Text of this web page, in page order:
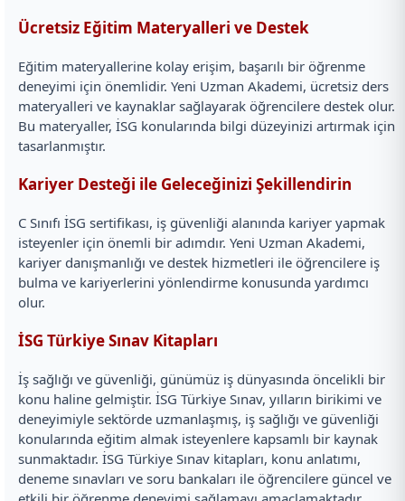
Ücretsiz Eğitim Materyalleri ve Destek
Eğitim materyallerine kolay erişim, başarılı bir öğrenme
deneyimi için önemlidir. Yeni Uzman Akademi, ücretsiz ders
materyalleri ve kaynaklar sağlayarak öğrencilere destek olur.
Bu materyaller, İSG konularında bilgi düzeyinizi artırmak için
tasarlanmıştır.
Kariyer Desteği ile Geleceğinizi Şekillendirin
C Sınıfı İSG sertifikası, iş güvenliği alanında kariyer yapmak
isteyenler için önemli bir adımdır. Yeni Uzman Akademi,
kariyer danışmanlığı ve destek hizmetleri ile öğrencilere iş
bulma ve kariyerlerini yönlendirme konusunda yardımcı
olur.
İSG Türkiye Sınav Kitapları
İş sağlığı ve güvenliği, günümüz iş dünyasında öncelikli bir
konu haline gelmiştir. İSG Türkiye Sınav, yılların birikimi ve
deneyimiyle sektörde uzmanlaşmış, iş sağlığı ve güvenliği
konularında eğitim almak isteyenlere kapsamlı bir kaynak
sunmaktadır. İSG Türkiye Sınav kitapları, konu anlatımı,
deneme sınavları ve soru bankaları ile öğrencilere güncel ve